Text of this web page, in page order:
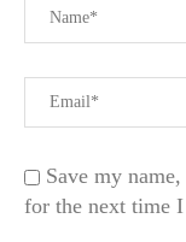
Save my
for the next time I